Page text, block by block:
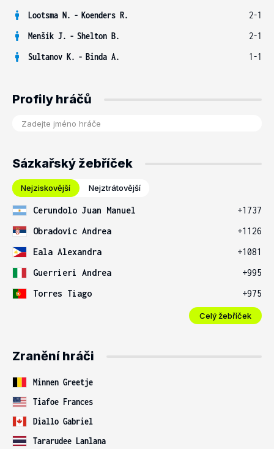
Lootsma N. - Koenders R.
2-1
Menšík J. - Shelton B.
2-1
Sultanov K. - Binda A. 1-1
Profily hráčů
Sázkařský žebříček
Nejziskovější Nejztrátovější
Cerundolo Juan Manuel
+1737
Obradovic Andrea
+1126
Eala Alexandra
+1081
Guerrieri Andrea
+995
Torres Tiago
+975
Celý žebříček
Zranění hráči
Minnen Greetje
Tiafoe Frances
Diallo Gabriel
Tararudee Lanlana